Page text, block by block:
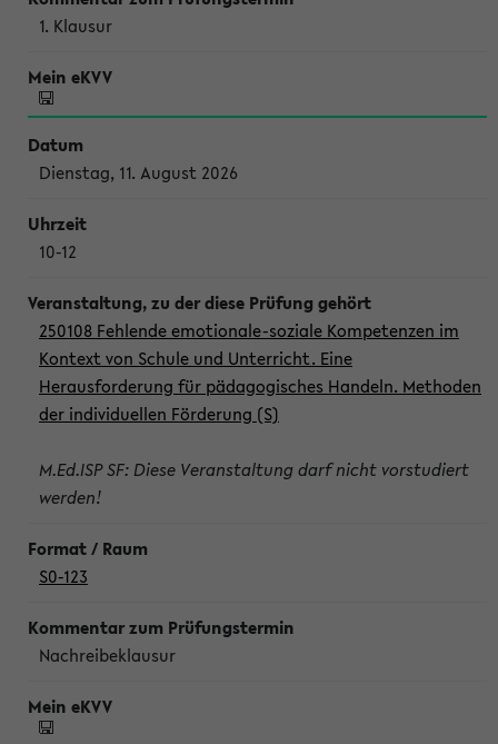
1. Klausur
Dienstag, 11. August 2026
10-12
250108 Fehlende emotionale-soziale Kompetenzen im
Kontext von Schule und Unterricht. Eine
Herausforderung für pädagogisches Handeln. Methoden
der individuellen Förderung (S)
M.Ed.ISP SF: Diese Veranstaltung darf nicht vorstudiert
werden!
S0-123
Nachreibeklausur